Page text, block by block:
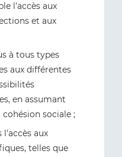
l'accès aux
et aux
à tous types
aux différentes
en assumant
sociale ;
l'accès aux
telles que